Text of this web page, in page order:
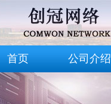
首页 公司介绍